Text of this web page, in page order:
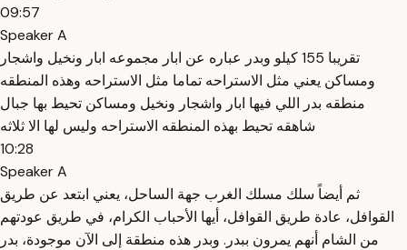
09:57
Speaker A
تقريبا 155 كيلو وبدر عباره عن ابار مجموعه ابار ونخيل واشجار
ومساكن يعني مثل الاستراحه تماما مثل الاستراحه وهذه المنطقه
منطقه بدر اللي فيها ابار واشجار ونخيل ومساكن تحيط بها جبال
شاهقه تحيط بهذه المنطقه الاستراحه وليس لها الا ثلاثه
10:28
Speaker A
ثم أيضاً سلك مسلك الغرب جهة الساحل، يعني ابتعد عن طريق
القوافل، عادة طريق القوافل، أيها الأحباب الكرام، في طريق عودتهم
من الشام أنهم يمرون ببدر. وبدر هذه منطقة إلى الآن موجودة، بدر